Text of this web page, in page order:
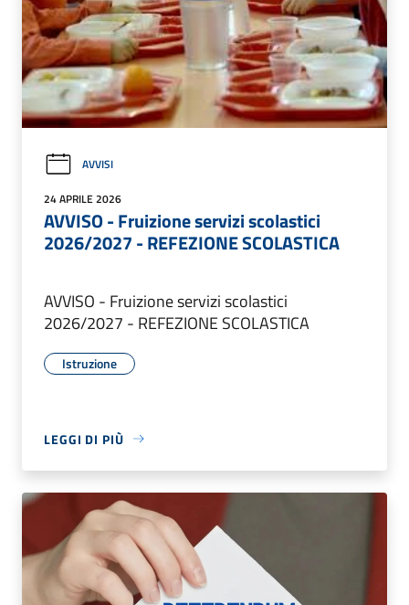
AVVISI
24 APRILE 2026
AVVISO - Fruizione servizi scolastici
2026/2027 - REFEZIONE SCOLASTICA
AVVISO - Fruizione servizi scolastici
2026/2027 - REFEZIONE SCOLASTICA
Istruzione
LEGGI DI PIÙ